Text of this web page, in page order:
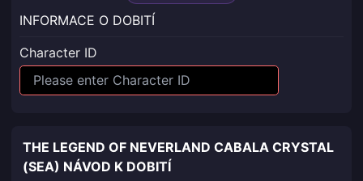
INFORMACE O DOBITÍ
Character ID
THE LEGEND OF NEVERLAND CABALA CRYSTAL
(SEA) NÁVOD K DOBITÍ